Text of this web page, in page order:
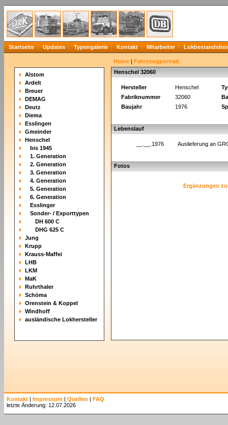
Startseite Updates Typengalerie Kontakt Mitarbeiter
Alstom
Ardelt
Breuer
DEMAG
Deutz
Diema
Esslingen
Gmeinder
Henschel
bis 1945
1. Generation
2. Generation
3. Generation
4. Generation
5. Generation
6. Generation
Esslinger
Sonder- / Exporttypen
DH 600 C
DHG 625 C
Jung
Krupp
Krauss-Maffei
LHB
LKM
MaK
Ruhrthaler
Schöma
Orenstein & Koppel
Windhoff
ausländische Lokhersteller
Home | Fahrzeugportrait
Henschel 32060
Hersteller Henschel
Fabriknummer
32060
Baujahr
1976
Lebenslauf
__.__.1976 Auslieferung an
Fotos
Ergänzungen
Kontakt | Impressum | Quellen | FAQ
letzte Änderung: 12.07.2026